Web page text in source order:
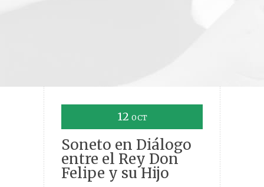
12 OCT
Soneto en Diálogo
entre el Rey Don
Felipe y su Hijo